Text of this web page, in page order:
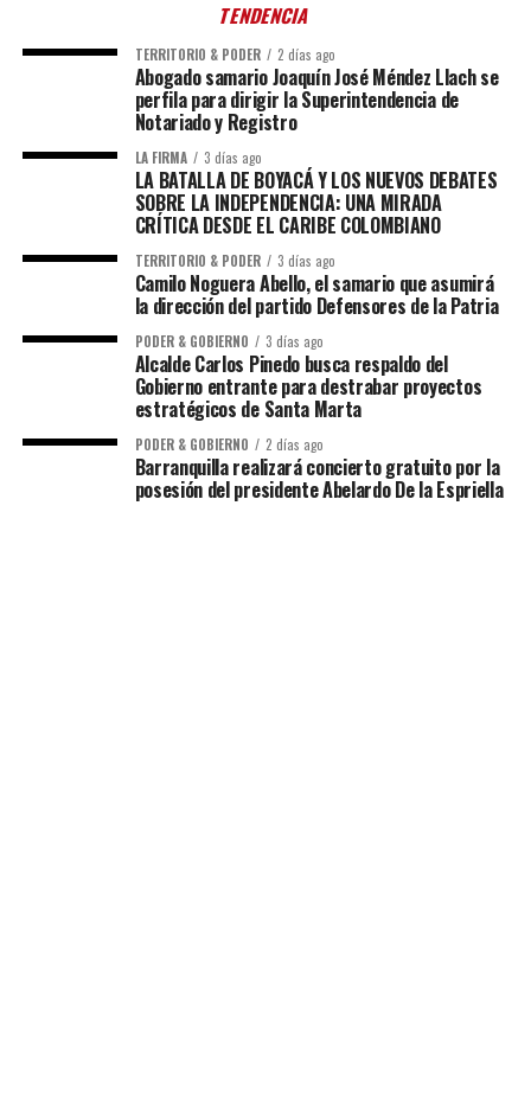
TENDENCIA
TERRITORIO & PODER 2 días ago
Abogado samario Joaquín José Méndez Llach se
perfila para dirigir la Superintendencia de
Notariado y Registro
LA FIRMA 3 días ago
LA BATALLA DE BOYACÁ Y LOS NUEVOS DEBATES
SOBRE LA INDEPENDENCIA: UNA MIRADA
CRÍTICA DESDE EL CARIBE COLOMBIANO
TERRITORIO & PODER 3 días ago
Camilo Noguera Abello, el samario que asumirá
la dirección del partido Defensores de la Patria
PODER & GOBIERNO 3 días ago
Alcalde Carlos Pinedo busca respaldo del
Gobierno entrante para destrabar proyectos
estratégicos de Santa Marta
PODER & GOBIERNO 2 días ago
Barranquilla realizará concierto gratuito por la
posesión del presidente Abelardo De la Espriella